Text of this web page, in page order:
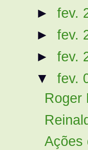
► fev.
► fev.
► fev.
▼ fev.
Roger
Ações